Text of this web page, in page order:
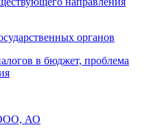
органов
в бюджет, проблема
ООО, АО